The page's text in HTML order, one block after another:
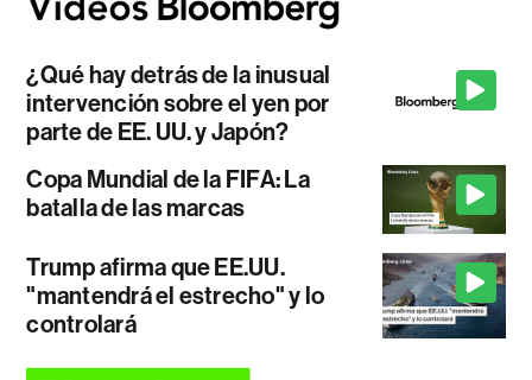
¿Qué hay detrás de la inusual
intervención sobre el yen por
parte de EE. UU. y Japón?
Copa Mundial de la FIFA: La
batalla de las marcas
Trump afirma que EE.UU.
"mantendrá el estrecho" y lo
controlará